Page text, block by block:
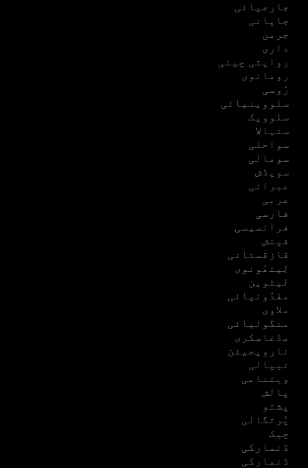
جارجیائی
جاپانی
جرمن
داری
روایتی چینی
رومانوی
رُوسی
سلووینیائی
سلوویک
سنہالا
سواحلی
سومالی
سویڈش
عبرانی
عربی
فارسی
فرانسیسی
فینش
قازقستانی
لِیتھُونوی
لیٹوین
مقدُونیائی
ملاوی
منگولیائی
مڈغاسکری
نارویجیئن
نیپالی
ویتنامی
پالش
پشتو
پُرتگالی
چیک
ڈنمارکی
ڈنمارکی